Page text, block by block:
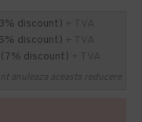
discount)
discount)
(7% discount)